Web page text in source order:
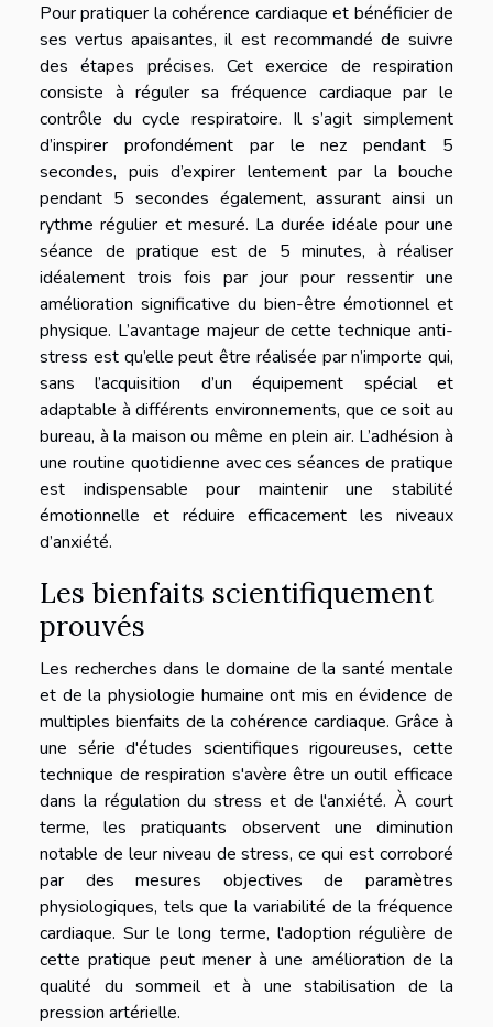
Pour pratiquer la cohérence cardiaque et bénéficier de
ses vertus apaisantes, il est recommandé de suivre
des étapes précises. Cet exercice de respiration
consiste à réguler sa fréquence cardiaque par le
contrôle du cycle respiratoire. Il s’agit simplement
d’inspirer profondément par le nez pendant 5
secondes, puis d’expirer lentement par la bouche
pendant 5 secondes également, assurant ainsi un
rythme régulier et mesuré. La durée idéale pour une
séance de pratique est de 5 minutes, à réaliser
idéalement trois fois par jour pour ressentir une
amélioration significative du bien-être émotionnel et
physique. L’avantage majeur de cette technique anti-
stress est qu’elle peut être réalisée par n’importe qui,
sans l’acquisition d’un équipement spécial et
adaptable à différents environnements, que ce soit au
bureau, à la maison ou même en plein air. L’adhésion à
une routine quotidienne avec ces séances de pratique
est indispensable pour maintenir une stabilité
émotionnelle et réduire efficacement les niveaux
d’anxiété.
Les bienfaits scientifiquement
prouvés
Les recherches dans le domaine de la santé mentale
et de la physiologie humaine ont mis en évidence de
multiples bienfaits de la cohérence cardiaque. Grâce à
une série d'études scientifiques rigoureuses, cette
technique de respiration s'avère être un outil efficace
dans la régulation du stress et de l'anxiété. À court
terme, les pratiquants observent une diminution
notable de leur niveau de stress, ce qui est corroboré
par des mesures objectives de paramètres
physiologiques, tels que la variabilité de la fréquence
cardiaque. Sur le long terme, l'adoption régulière de
cette pratique peut mener à une amélioration de la
qualité du sommeil et à une stabilisation de la
pression artérielle.